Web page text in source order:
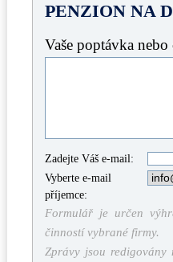
PENZION NA
Vaše poptávka nebo
Zadejte Váš e-mail:
Vyberte e-mail
příjemce:
Formulář je určen
činností vybrané firmy.
Zprávy jsou